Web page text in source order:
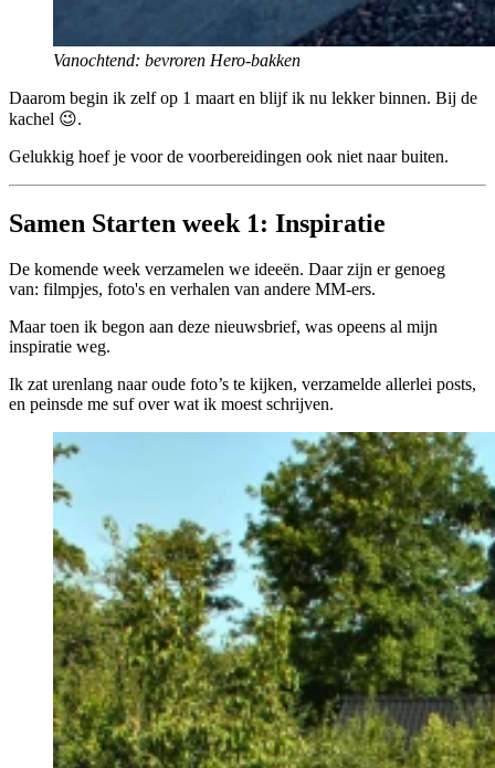
Vanochtend: bevroren Hero-bakken
Daarom begin ik zelf op 1 maart en blijf ik nu lekker binnen. Bij de
kachel 😉.
Gelukkig hoef je voor de voorbereidingen ook niet naar buiten.
Samen Starten week 1: Inspiratie
De komende week verzamelen we ideeën. Daar zijn er genoeg
van: filmpjes, foto's en verhalen van andere MM-ers.
Maar toen ik begon aan deze nieuwsbrief, was opeens al mijn
inspiratie weg.
Ik zat urenlang naar oude foto’s te kijken, verzamelde allerlei posts,
en peinsde me suf over wat ik moest schrijven.